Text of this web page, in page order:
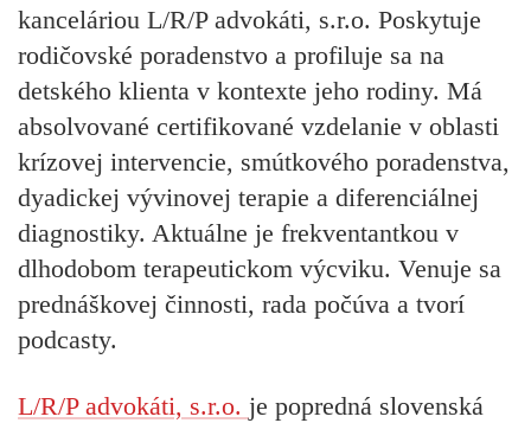
kanceláriou L/R/P advokáti, s.r.o. Poskytuje
rodičovské poradenstvo a profiluje sa na
detského klienta v kontexte jeho rodiny. Má
absolvované certifikované vzdelanie v oblasti
krízovej intervencie, smútkového poradenstva,
dyadickej vývinovej terapie a diferenciálnej
diagnostiky. Aktuálne je frekventantkou v
dlhodobom terapeutickom výcviku. Venuje sa
prednáškovej činnosti, rada počúva a tvorí
podcasty.
L/R/P advokáti, s.r.o. je popredná slovenská